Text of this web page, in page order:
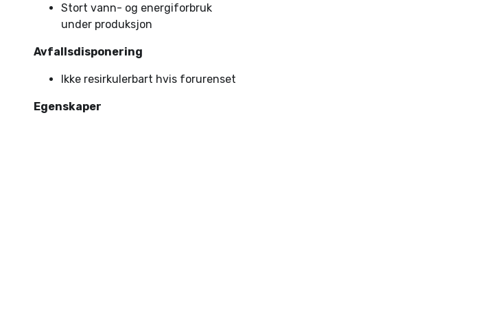
Stort vann- og energiforbruk
under produksjon
Avfallsdisponering
Ikke resirkulerbart hvis forurenset
Egenskaper